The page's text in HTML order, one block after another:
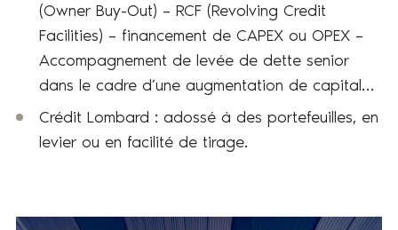
(Owner Buy-Out) – RCF (Revolving Credit
Facilities) – financement de CAPEX ou OPEX –
Accompagnement de levée de dette senior
dans le cadre d’une augmentation de capital…
Crédit Lombard : adossé à des portefeuilles, en
levier ou en facilité de tirage.